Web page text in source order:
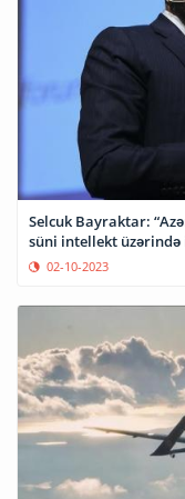
Selcuk Bayraktar:
süni intellekt üzərində
02-10-2023